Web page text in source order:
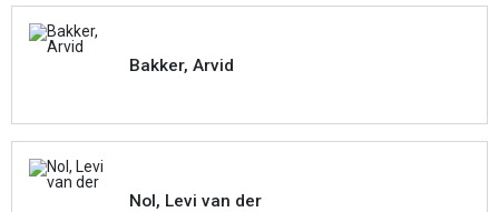
Bakker, Arvid
Nol, Levi van der